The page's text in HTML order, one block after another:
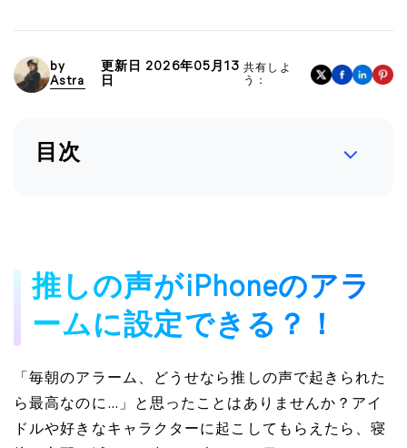
by
Astra
更新日 2026年05月13
日
共有しよ
う：
目次
推しの声がiPhoneのアラ
ームに設定できる？！
「毎朝のアラーム、どうせなら推しの声で起きられた
ら最高なのに…」と思ったことはありませんか？アイ
ドルや好きなキャラクターに起こしてもらえたら、寝